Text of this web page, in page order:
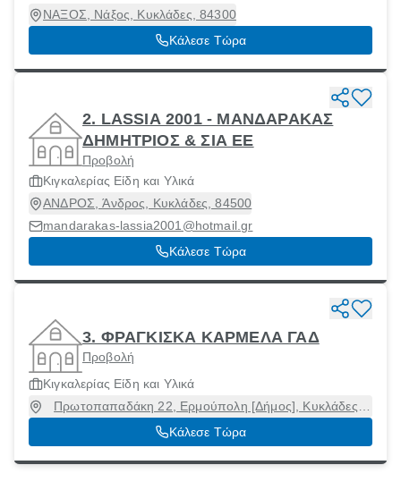
ΝΑΞΟΣ, Νάξος, Κυκλάδες, 84300
Κάλεσε Τώρα
2. LASSIA 2001 - ΜΑΝΔΑΡΑΚΑΣ
ΔΗΜΗΤΡΙΟΣ & ΣΙΑ ΕΕ
Προβολή
Κιγκαλερίας Είδη και Υλικά
ΑΝΔΡΟΣ, Άνδρος, Κυκλάδες, 84500
mandarakas-lassia2001@hotmail.gr
Κάλεσε Τώρα
3. ΦΡΑΓΚΙΣΚΑ ΚΑΡΜΕΛΑ ΓΑΔ
Προβολή
Κιγκαλερίας Είδη και Υλικά
Πρωτοπαπαδάκη 22, Ερμούπολη [Δήμος], Κυκλάδες,
84100
Κάλεσε Τώρα